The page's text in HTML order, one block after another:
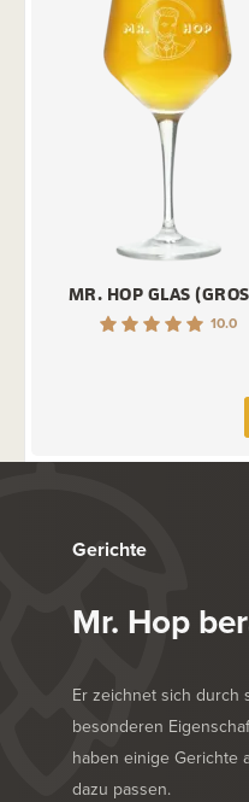
MR. HOP GLAS
10.0
Gerichte
Mr. Hop
Er zeichnet sich durch
besonderen
haben einige Gerichte
dazu passen.